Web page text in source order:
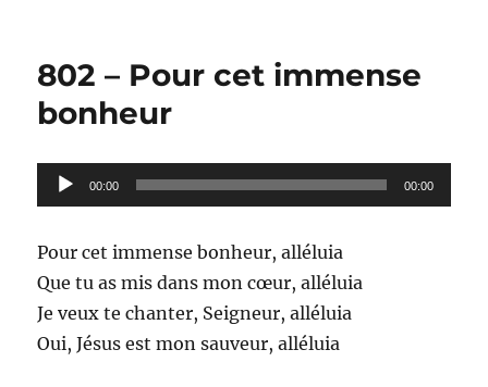
un
802 – Pour cet immense
bonheur
Lecteur
audio
00:00 00:00
Pour cet immense bonheur, alléluia
Que tu as mis dans mon cœur, alléluia
Je veux te chanter, Seigneur, alléluia
Oui, Jésus est mon sauveur, alléluia